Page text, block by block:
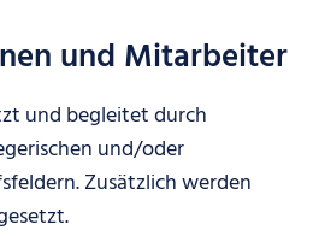
und Mitarbeiter
und begleitet durch
und/oder
Zusätzlich werden